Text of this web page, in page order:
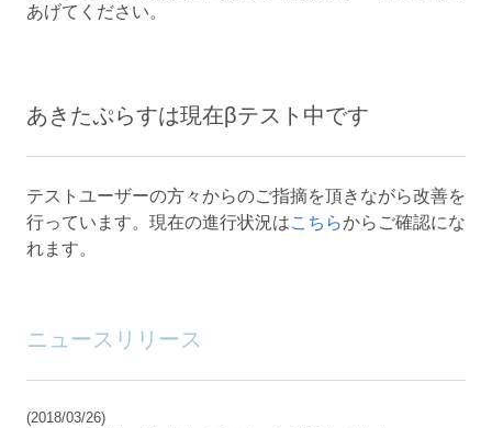
あげてください。
あきたぷらすは現在βテスト中です
テストユーザーの方々からのご指摘を頂きながら改善を
行っています。現在の進行状況はこちらからご確認にな
れます。
ニュースリリース
(2018/03/26)